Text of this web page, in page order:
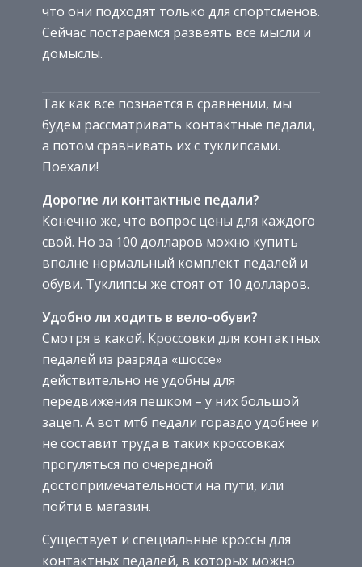
что они подходят только для спортсменов.
Сейчас постараемся развеять все мысли и
домыслы.
Так как все познается в сравнении, мы
будем рассматривать контактные педали,
а потом сравнивать их с туклипсами.
Поехали!
Дорогие ли контактные педали?
Конечно же, что вопрос цены для каждого
свой. Но за 100 долларов можно купить
вполне нормальный комплект педалей и
обуви. Туклипсы же стоят от 10 долларов.
Удобно ли ходить в вело-обуви?
Смотря в какой. Кроссовки для контактных
педалей из разряда «шоссе»
действительно не удобны для
передвижения пешком – у них большой
зацеп. А вот мтб педали гораздо удобнее и
не составит труда в таких кроссовках
прогуляться по очередной
достопримечательности на пути, или
пойти в магазин.
Существует и специальные кроссы для
контактных педалей, в которых можно